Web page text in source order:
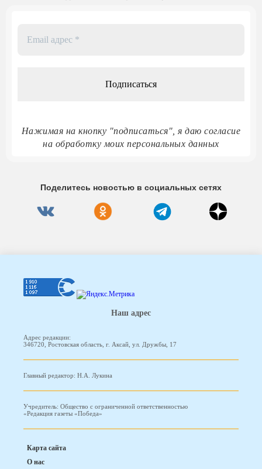
Нажимая на кнопку "подписаться", я даю согласие
на обработку моих персональных данных
Поделитесь новостью в социальных сетях
Наш адрес
Адрес редакции:
346720, Ростовская область, г. Аксай, ул. Дружбы, 17
Главный редактор: Н.А. Лукина
Учредитель: Общество с ограниченной ответственностью
«Редакция газеты «Победа»
Карта сайта
О нас